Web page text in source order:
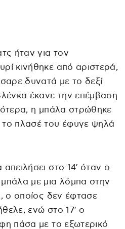
ήταν για τον
κινήθηκε από αριστερά,
δυνατά με το δεξί
έκανε την επέμβαση
η μπάλα στρώθηκε
πλασέ του έφυγε ψηλά
στο 14′ όταν ο
με μια λόμπα στην
ο οποίος δεν έφτασε
ενώ στο 17′ ο
πάσα με το εξωτερικό